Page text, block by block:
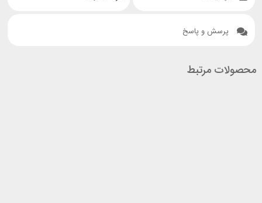
پرسش و پاسخ
محصولات مرتبط